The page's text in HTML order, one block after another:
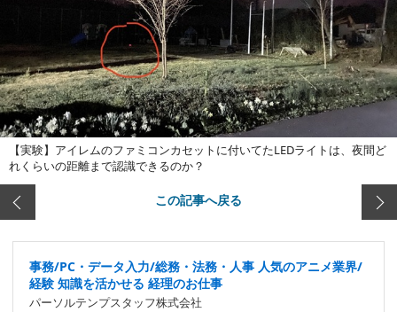
【実験】アイレムのファミコンカセットに付いてたLEDライトは、夜間ど
れくらいの距離まで認識できるのか？
この記事へ戻る
事務/PC・データ入力/総務・法務・人事 人気のアニメ業界/
経験 知識を活かせる 経理のお仕事
パーソルテンプスタッフ株式会社